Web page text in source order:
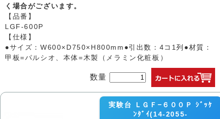
く場合がございます。
【品番】
LGF-600P
【仕様】
●サイズ：W600×D750×H800mm●引出数：4コ1列●材質：
甲板=パルシオ、本体=木製（メラミン化粧板）
数量
実験台 ＬＧＦ−６００Ｐ ｼﾞｯｹ
ﾝﾀﾞｲ(14-2055-